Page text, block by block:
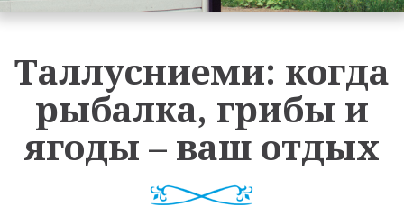
Таллусниеми: когда
рыбалка, грибы и
ягоды – ваш отдых